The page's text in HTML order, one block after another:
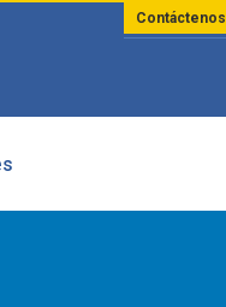
Contáctenos